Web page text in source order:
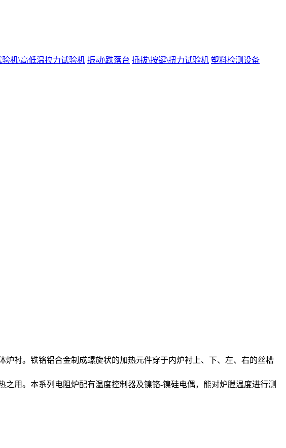
验机\高低温拉力试验机 振动\跌落台 插拔\按键\扭力试验机 塑料检测设备
衬。铁铬铝合金制成螺旋状的加热元件穿于内炉衬上、下、左、右的丝槽
用。本系列电阻炉配有温度控制器及镍铬-镍硅电偶，能对炉膛温度进行测